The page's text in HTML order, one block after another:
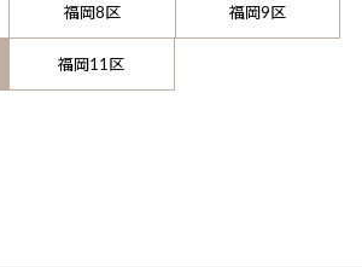
福岡8区 福岡9区
福岡11区